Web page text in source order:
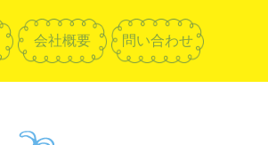
会社概要 問い合わせ